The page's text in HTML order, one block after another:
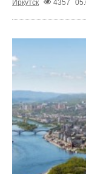
Иркутск
4357